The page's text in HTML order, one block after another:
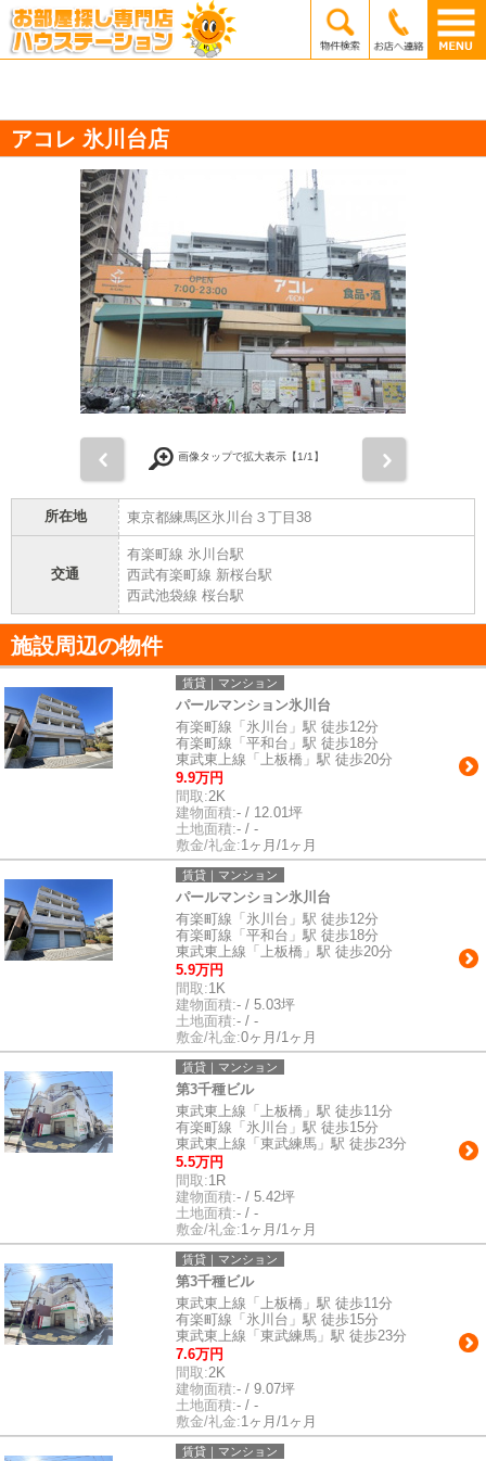
アコレ 氷川台店
画像タップで拡大表示【1/1】
所在地 東京都練馬区氷川台３丁目38
交通
有楽町線 氷川台駅
西武有楽町線 新桜台駅
西武池袋線 桜台駅
施設周辺の物件
賃貸｜マンション
パールマンション氷川台
有楽町線「氷川台」駅 徒歩12分
有楽町線「平和台」駅 徒歩18分
東武東上線「上板橋」駅 徒歩20分
9.9万円
間取:2K
建物面積:- / 12.01坪
土地面積:- / -
敷金/礼金:1ヶ月/1ヶ月
賃貸｜マンション
パールマンション氷川台
有楽町線「氷川台」駅 徒歩12分
有楽町線「平和台」駅 徒歩18分
東武東上線「上板橋」駅 徒歩20分
5.9万円
間取:1K
建物面積:- / 5.03坪
土地面積:- / -
敷金/礼金:0ヶ月/1ヶ月
賃貸｜マンション
第3千種ビル
東武東上線「上板橋」駅 徒歩11分
有楽町線「氷川台」駅 徒歩15分
東武東上線「東武練馬」駅 徒歩23分
5.5万円
間取:1R
建物面積:- / 5.42坪
土地面積:- / -
敷金/礼金:1ヶ月/1ヶ月
賃貸｜マンション
第3千種ビル
東武東上線「上板橋」駅 徒歩11分
有楽町線「氷川台」駅 徒歩15分
東武東上線「東武練馬」駅 徒歩23分
7.6万円
間取:2K
建物面積:- / 9.07坪
土地面積:- / -
敷金/礼金:1ヶ月/1ヶ月
賃貸｜マンション